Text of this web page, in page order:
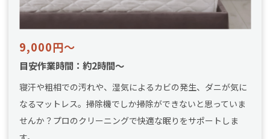
9,000円～
目安作業時間：約2時間～
寝汗や粗相での汚れや、湿気によるカビの発生、ダニが気に
なるマットレス。掃除機でしか掃除ができないと思っていま
せんか？プロのクリーニングで快適な眠りをサポートしま